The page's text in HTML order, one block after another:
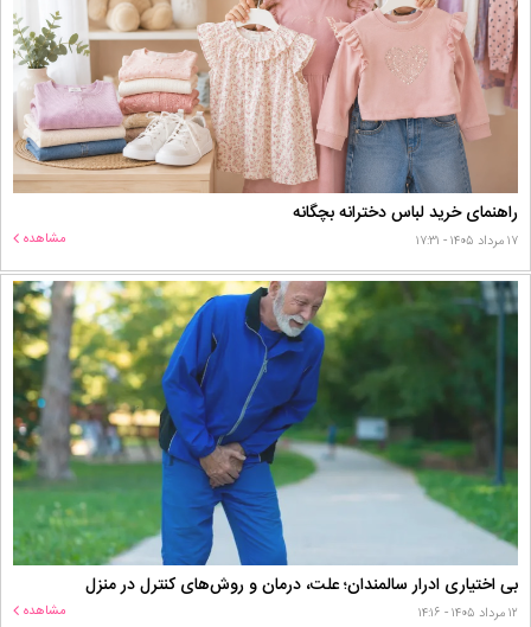
راهنمای خرید لباس دخترانه بچگانه
۱۷ مرداد ۱۴۰۵ - ۱۷:۳۱ مشاهده
بی اختیاری ادرار سالمندان؛ علت، درمان و روش‌های کنترل در منزل
۱۲ مرداد ۱۴۰۵ - ۱۴:۱۶ مشاهده